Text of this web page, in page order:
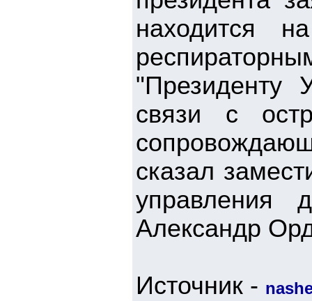
находится
"Президенту
связи с
сказал
управления
Александр
Источник -